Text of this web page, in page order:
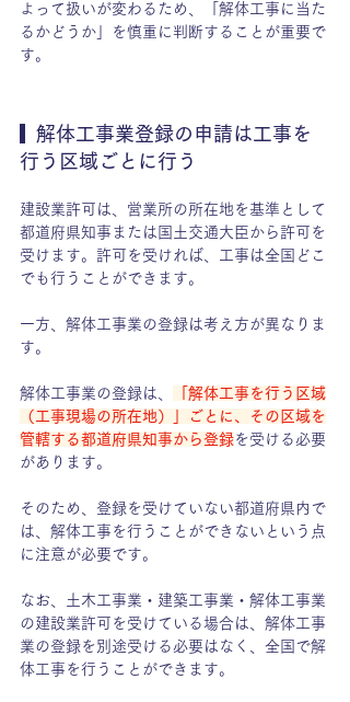
よって扱いが変わるため、「解体工事に当た
るかどうか」を慎重に判断することが重要で
す。
  解体工事業登録の申請は工事を
行う区域ごとに行う
建設業許可は、営業所の所在地を基準として
都道府県知事または国土交通大臣から許可を
受けます。許可を受ければ、工事は全国どこ
でも行うことができます。
一方、解体工事業の登録は考え方が異なりま
す。
解体工事業の登録は、
「解体工事を行う区域
（工事現場の所在地）」ごとに、その区域を
管轄する都道府県知事から登録を受ける必要
があります。
そのため、登録を受けていない都道府県内で
は、解体工事を行うことができないという点
に注意が必要です。
なお、土木工事業・建築工事業・解体工事業
の建設業許可を受けている場合は、解体工事
業の登録を別途受ける必要はなく、全国で解
体工事を行うことができます。